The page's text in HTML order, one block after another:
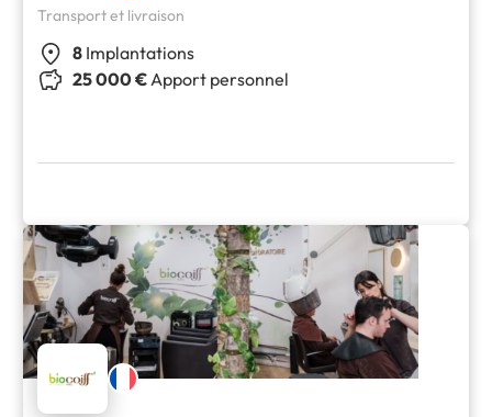
Transport et livraison
8 Implantations
25 000 €Apport personnel